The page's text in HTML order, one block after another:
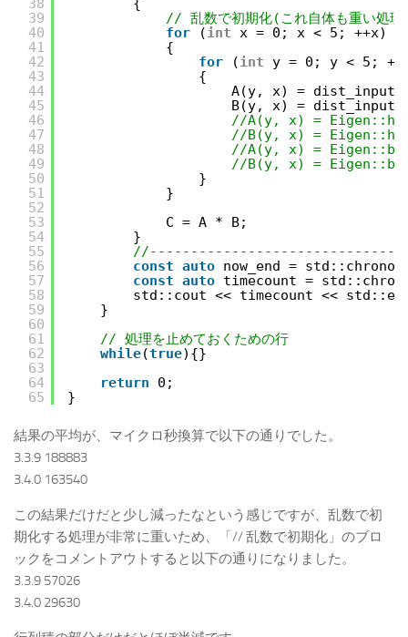
39
40
41
42
43
44
45
46
47
48
49
50
51
52
53
54
55
56
57
58
59
60
61
62
63
64
65
// 乱数で初期化(これ自体も重い処
for
(int
x = 0; x < 5; ++x)
{
for
(int
y = 0; y < 5;
{
A(y, x) =
B(y, x) =
//A(y, x) =
//B(y, x) =
//A(y, x) =
//B(y, x) =
}
}
C = A * B;
}
const auto now_end =
const auto timecount =
std::cout << timecount <<
}
// 処理を止めておくための行
while(true){}
return
0;
}
結果の平均が、マイクロ秒換算で以下の通りでした。
3.3.9 188883
3.4.0 163540
この結果だけだと少し減ったなという感じですが、乱数で初
期化する処理が非常に重いため、「// 乱数で初期化」のブロ
ックをコメントアウトすると以下の通りになりました。
3.3.9 57026
3.4.0 29630